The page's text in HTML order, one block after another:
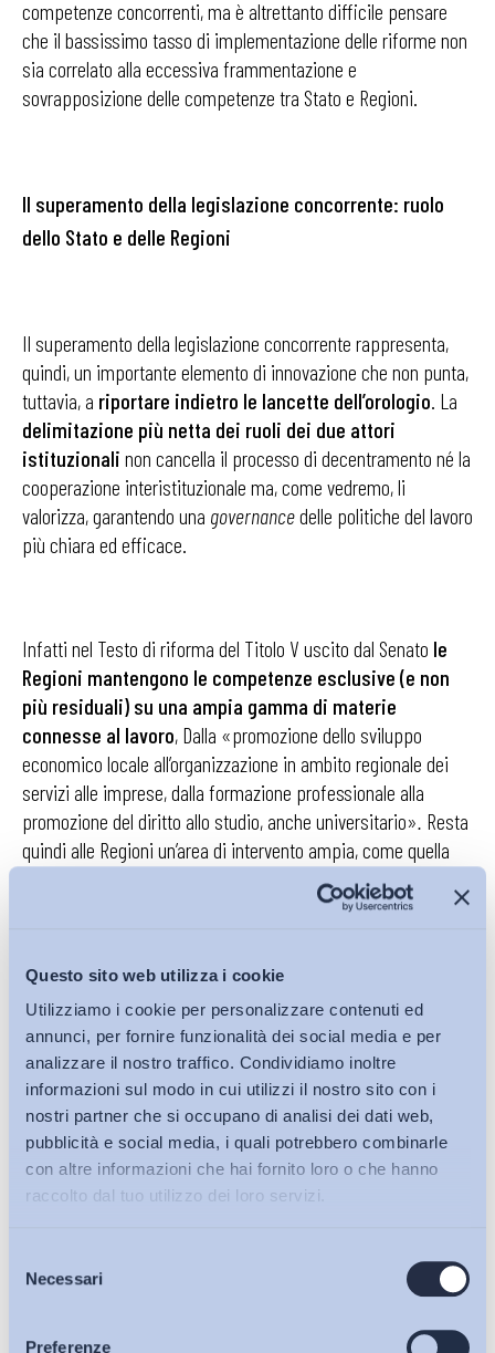
Questo sito web utilizza i cookie
Utilizziamo i cookie per personalizzare contenuti ed
annunci, per fornire funzionalità dei social media e per
analizzare il nostro traffico. Condividiamo inoltre
informazioni sul modo in cui utilizzi il nostro sito con i
nostri partner che si occupano di analisi dei dati web,
pubblicità e social media, i quali potrebbero combinarle
con altre informazioni che hai fornito loro o che hanno
raccolto dal tuo utilizzo dei loro servizi.
delNecessari
Preferenze
Bollettini ADAPT
Articoli
competenze concorrenti, ma è altrettanto difficile pensare
che il bassissimo tasso di implementazione delle riforme non
sia correlato alla eccessiva frammentazione e
sovrapposizione delle competenze tra Stato e Regioni.
Il superamento della legislazione concorrente: ruolo
dello Stato e delle Regioni
Il superamento della legislazione concorrente rappresenta,
quindi, un importante elemento di innovazione che non punta,
tuttavia, a riportare indietro le lancette dell’orologio. La
delimitazione più netta dei ruoli dei due attori
istituzionali non cancella il processo di decentramento né la
cooperazione interistituzionale ma, come vedremo, li
valorizza, garantendo una governancedelle politiche del lavoro
più chiara ed efficace.
Infatti nel Testo di riforma del Titolo V uscito dal Senato le
Regioni mantengono le competenze esclusive (e non
più residuali) su una ampia gamma di materie
connesse al lavoro, Dalla «promozione dello sviluppo
economico locale all’organizzazione in ambito regionale dei
servizi alle imprese, dalla formazione professionale alla
promozione del diritto allo studio, anche universitario». Resta
quindi alle Regioni un’area di intervento ampia, come quella
dello sviluppo delle competenze professionali dei sistemi
socio produttivi locali, tema assolutamente centrale nella
Allo Stato compete, invece, la «tutela e la sicurezza del
lavoro»che, come ha più volte ribadito la Corte
Costituzionale (Sentenza n. 50/2005), include«la disciplina
dei servizi per l’impiego ed in specie quella del
collocamento».Tale indicazione, durante il confronto
parlamentare, è stata via via specificata. Infatti nel testo
prestazioni concernenti i diritti civili e sociali e delimitata alle
disposizioni generali e comuni. Successivamente, grazie ad
un importante emendamento presentato ed approvato dalla